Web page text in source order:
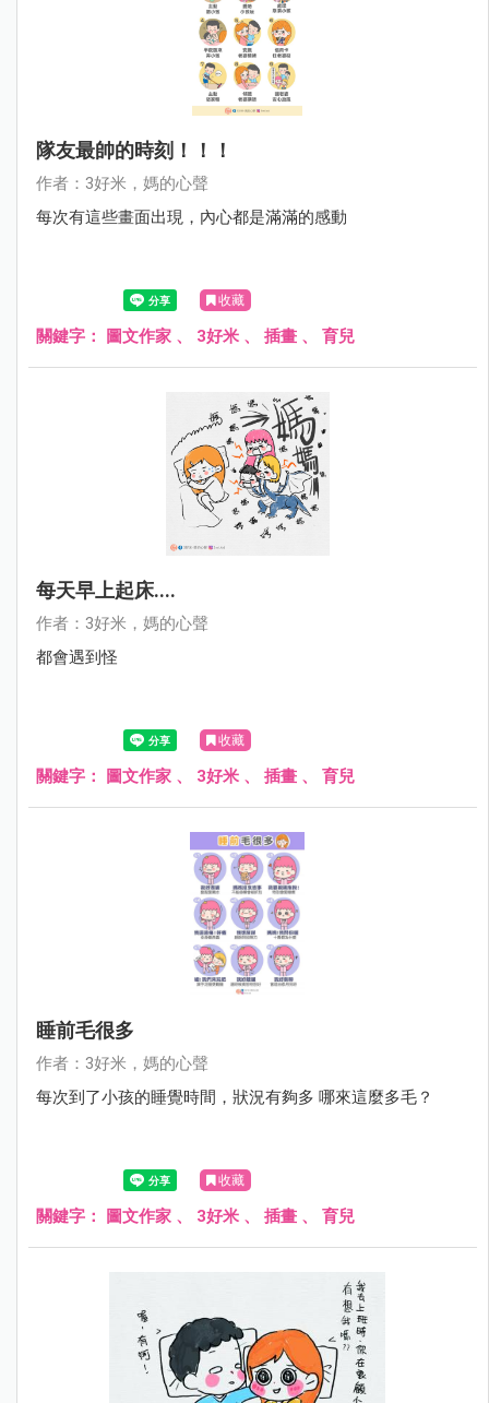
隊友最帥的時刻！！！
作者：3好米，媽的心聲
每次有這些畫面出現，內心都是滿滿的感動
收藏
關鍵字： 圖文作家 、 3好米 、 插畫 、 育兒
每天早上起床....
作者：3好米，媽的心聲
都會遇到怪
收藏
關鍵字： 圖文作家 、 3好米 、 插畫 、 育兒
睡前毛很多
作者：3好米，媽的心聲
每次到了小孩的睡覺時間，狀況有夠多 哪來這麼多毛？
收藏
關鍵字： 圖文作家 、 3好米 、 插畫 、 育兒